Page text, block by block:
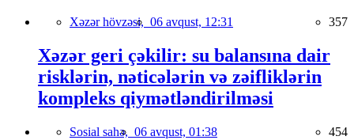
Xəzər hövzəsi, 06 avqust, 12:31 357
Xəzər geri çəkilir: su balansına dair
risklərin, nəticələrin və zəifliklərin
kompleks qiymətləndirilməsi
Sosial sahə, 06 avqust, 01:38 454